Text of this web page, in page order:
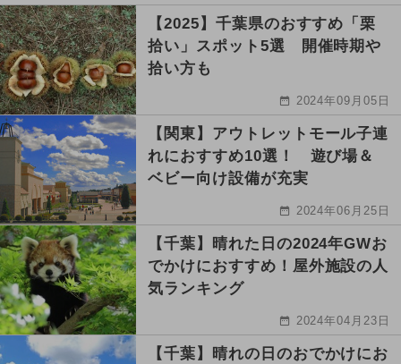
【2025】千葉県のおすすめ「栗
拾い」スポット5選 開催時期や
拾い方も
2024年09月05日
【関東】アウトレットモール子連
れにおすすめ10選！ 遊び場＆
ベビー向け設備が充実
2024年06月25日
【千葉】晴れた日の2024年GWお
でかけにおすすめ！屋外施設の人
気ランキング
2024年04月23日
【千葉】晴れの日のおでかけにお